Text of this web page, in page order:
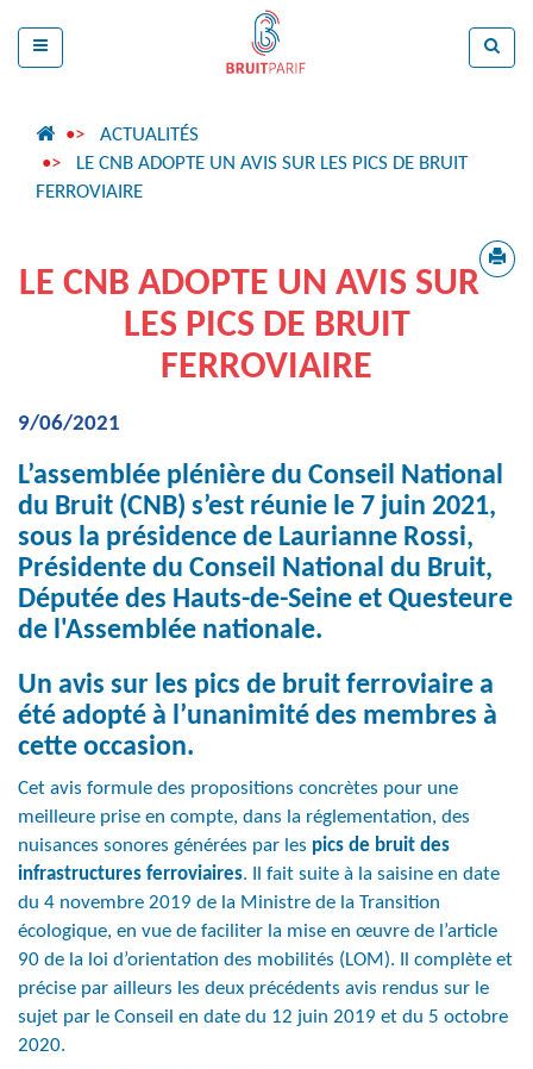
ACTUALITÉS
LE CNB ADOPTE UN AVIS SUR LES PICS DE BRUIT
FERROVIAIRE
LE CNB ADOPTE UN AVIS SUR
LES PICS DE BRUIT
FERROVIAIRE
9/06/2021
L’assemblée plénière du Conseil National
du Bruit (CNB) s’est réunie le 7 juin 2021,
sous la présidence de Laurianne Rossi,
Présidente du Conseil National du Bruit,
Députée des Hauts-de-Seine et Questeure
de l'Assemblée nationale.
Un avis sur les pics de bruit ferroviaire a
été adopté à l’unanimité des membres à
cette occasion.
Cet avis formule des propositions concrètes pour une
meilleure prise en compte, dans la réglementation, des
nuisances sonores générées par les pics de bruit des
infrastructures ferroviaires. Il fait suite à la saisine en date
du 4 novembre 2019 de la Ministre de la Transition
écologique, en vue de faciliter la mise en œuvre de l’article
90 de la loi d’orientation des mobilités (LOM). Il complète et
précise par ailleurs les deux précédents avis rendus sur le
sujet par le Conseil en date du 12 juin 2019 et du 5 octobre
2020.